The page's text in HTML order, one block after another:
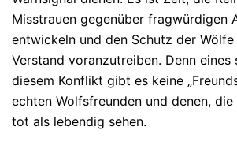
Misstrauen gegenüber fragwürdigen
entwickeln und den Schutz der
Verstand voranzutreiben. Denn eines
diesem Konflikt gibt es keine
echten Wolfsfreunden und denen,
tot als lebendig sehen.